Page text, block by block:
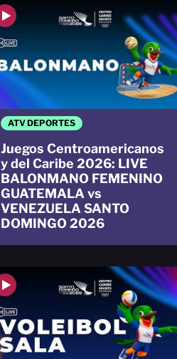
ATV DEPORTES
Juegos Centroamericanos
y del Caribe 2026: LIVE
BALONMANO FEMENINO
GUATEMALA vs
VENEZUELA SANTO
DOMINGO 2026